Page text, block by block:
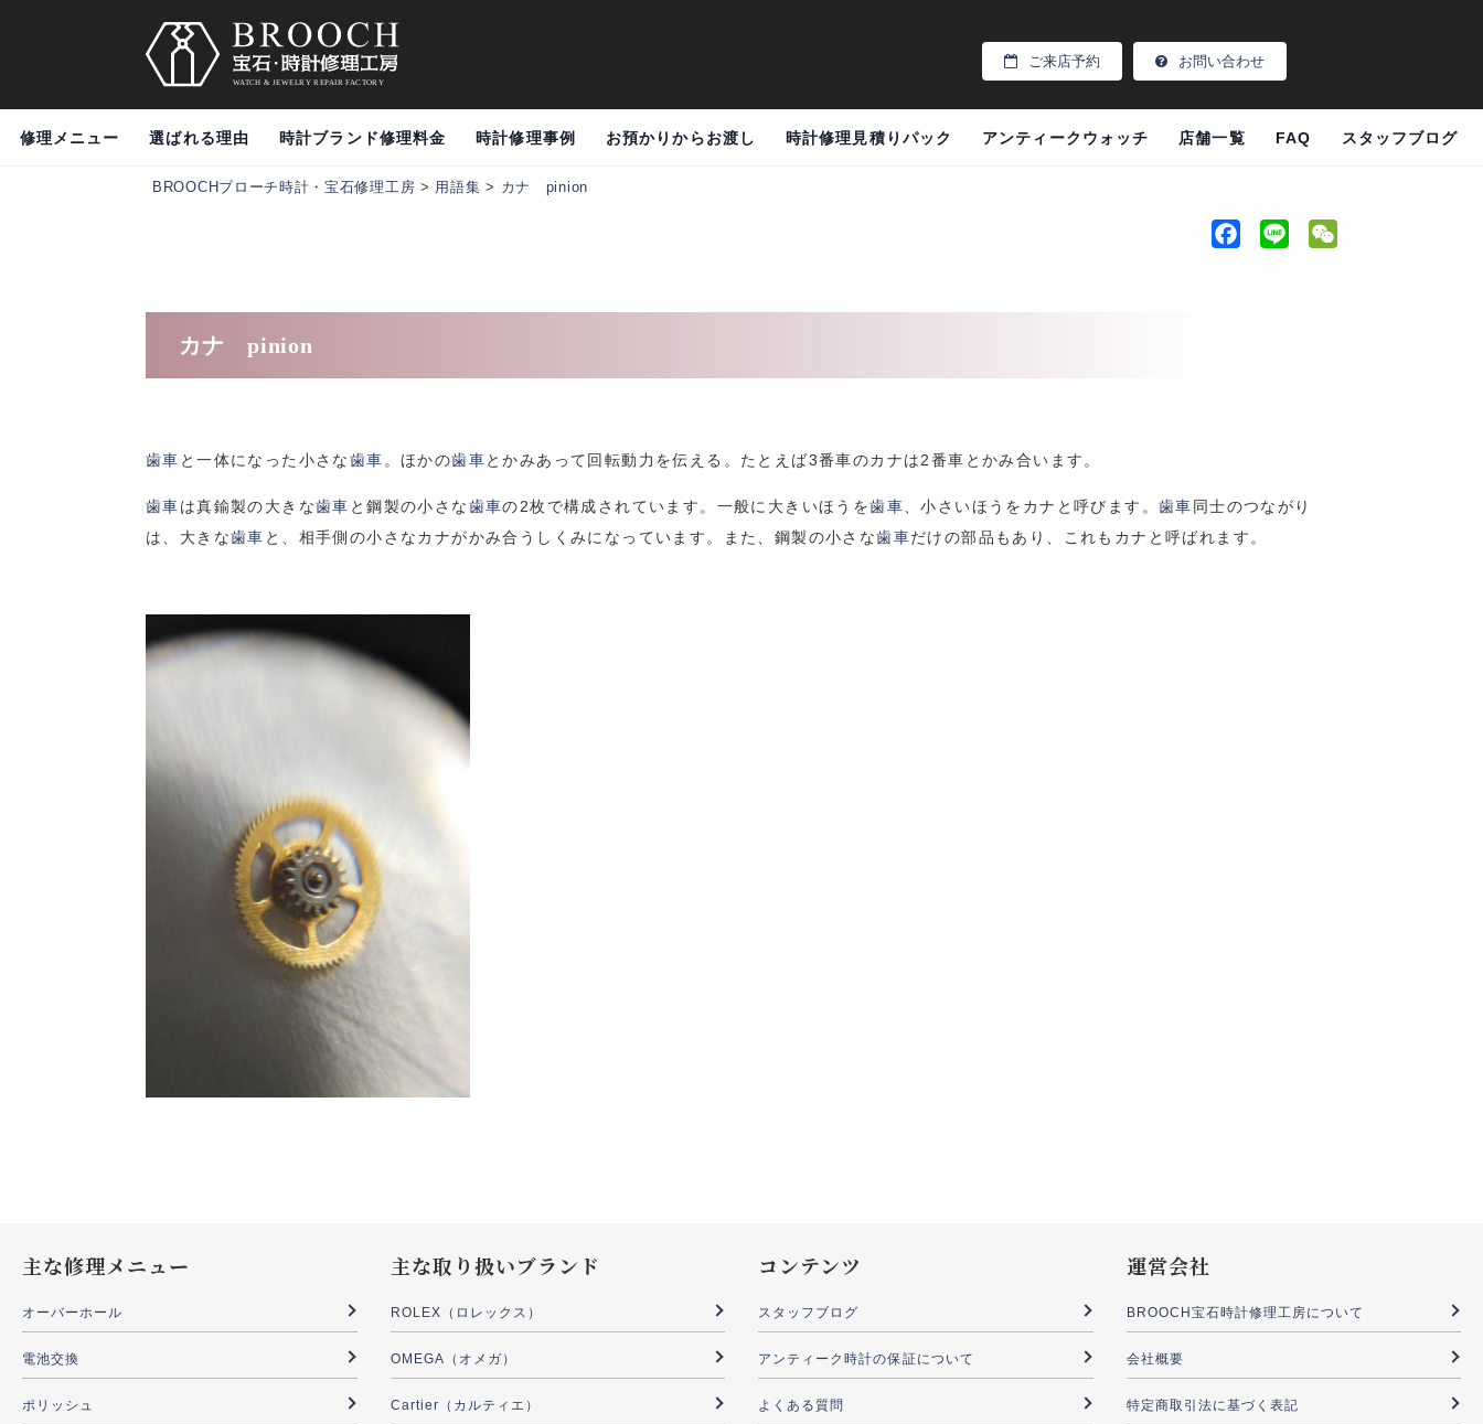
ご来店予約 お問い合わせ
修理メニュー 選ばれる理由 時計ブランド修理料金 時計修理事例 お預かりからお渡し 時計修理見積りパック アンティークウォッチ 店舗一覧 FAQ スタッフブログ
BROOCHブローチ時計・宝石修理工房 > 用語集 > カナ pinion
カナ pinion
歯車 と一体になった小さな歯車 。ほかの歯車とかみあって回転動力を伝える。たとえば3番車のカナは2番車とかみ合います。
歯車は真鍮製の大きな歯車 と鋼製の小さな歯車の2枚で構成されています。一般に大きいほうを歯車 、小さいほうをカナと呼びます。歯車同士のつながり
は、大きな歯車 と、相手側の小さなカナがかみ合うしくみになっています。また、鋼製の小さな歯車だけの部品もあり、これもカナと呼ばれます。
主な修理メニュー
オーバーホール
電池交換
ポリッシュ
主な取り扱いブランド
ROLEX（ロレックス）
OMEGA（オメガ）
Cartier（カルティエ）
コンテンツ
スタッフブログ
アンティーク時計の保証について
よくある質問
運営会社
BROOCH宝石時計修理工房について
会社概要
特定商取引法に基づく表記